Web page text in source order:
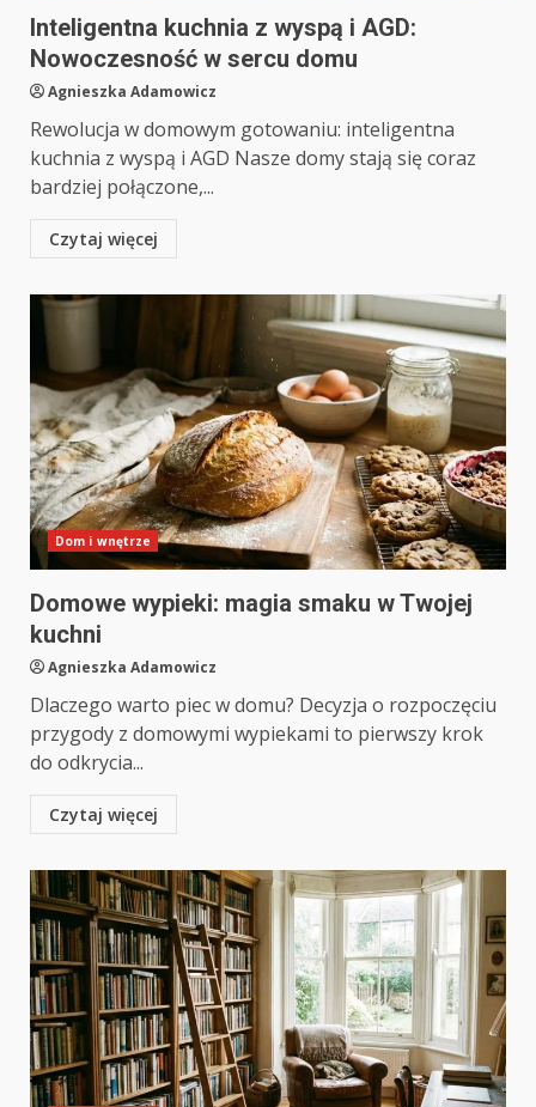
Inteligentna kuchnia z wyspą i AGD:
Nowoczesność w sercu domu
Agnieszka Adamowicz
Rewolucja w domowym gotowaniu: inteligentna
kuchnia z wyspą i AGD Nasze domy stają się coraz
bardziej połączone,...
Czytaj więcej
Dom i wnętrze
Domowe wypieki: magia smaku w Twojej
kuchni
Agnieszka Adamowicz
Dlaczego warto piec w domu? Decyzja o rozpoczęciu
przygody z domowymi wypiekami to pierwszy krok
do odkrycia...
Czytaj więcej